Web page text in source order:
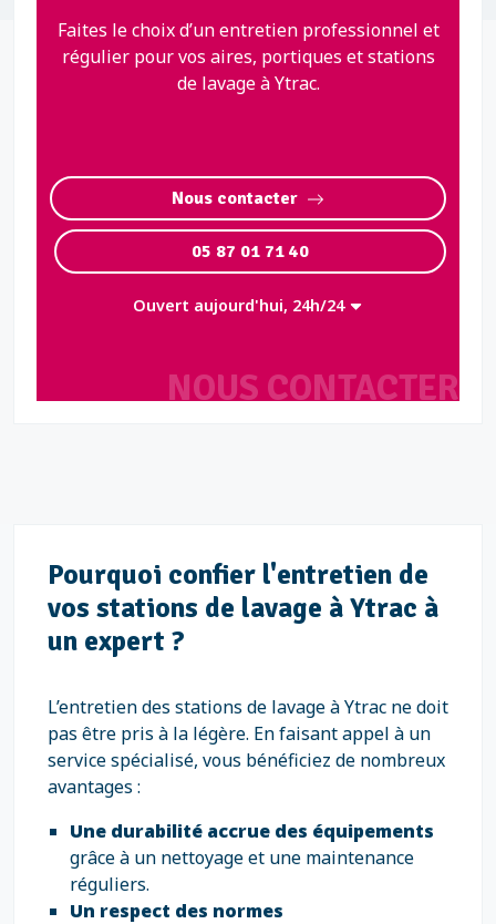
NOUS CONTACTER
Faites le choix d’un entretien professionnel et
régulier pour vos aires, portiques et stations
de lavage à Ytrac.
Nous contacter
05 87 01 71 40
Ouvert aujourd'hui, 24h/24
Pourquoi confier l'entretien de
vos stations de lavage à Ytrac à
un expert ?
L’entretien des stations de lavage à Ytrac ne doit
pas être pris à la légère. En faisant appel à un
service spécialisé, vous bénéficiez de nombreux
avantages :
Une durabilité accrue des équipements
grâce à un nettoyage et une maintenance
réguliers.
Un respect des normes